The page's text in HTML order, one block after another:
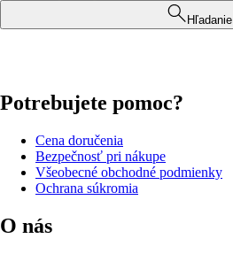
Hľadanie
Potrebujete pomoc?
Cena doručenia
Bezpečnosť pri nákupe
Všeobecné obchodné podmienky
Ochrana súkromia
O nás